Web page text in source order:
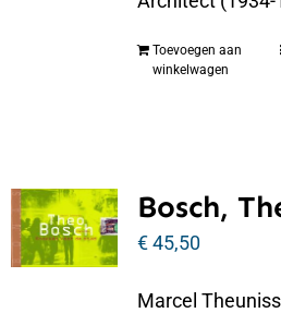
Toevoegen aan
winkelwagen
Bosch,
€45,50
Marcel